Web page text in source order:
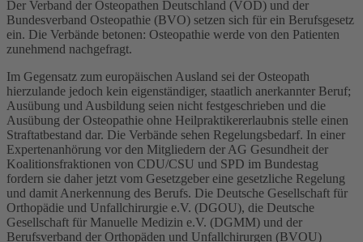
Der Verband der Osteopathen Deutschland (VOD) und der
Bundesverband Osteopathie (BVO) setzen sich für ein Berufsgesetz
ein. Die Verbände betonen: Osteopathie werde von den Patienten
zunehmend nachgefragt.
Im Gegensatz zum europäischen Ausland sei der Osteopath
hierzulande jedoch kein eigenständiger, staatlich anerkannter Beruf;
Ausübung und Ausbildung seien nicht festgeschrieben und die
Ausübung der Osteopathie ohne Heilpraktikererlaubnis stelle einen
Straftatbestand dar. Die Verbände sehen Regelungsbedarf. In einer
Expertenanhörung vor den Mitgliedern der AG Gesundheit der
Koalitionsfraktionen von CDU/CSU und SPD im Bundestag
fordern sie daher jetzt vom Gesetzgeber eine gesetzliche Regelung
und damit Anerkennung des Berufs. Die Deutsche Gesellschaft für
Orthopädie und Unfallchirurgie e.V. (DGOU), die Deutsche
Gesellschaft für Manuelle Medizin e.V. (DGMM) und der
Berufsverband der Orthopäden und Unfallchirurgen (BVOU)